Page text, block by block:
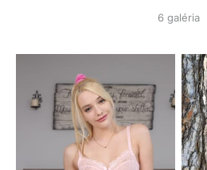
6 galéria